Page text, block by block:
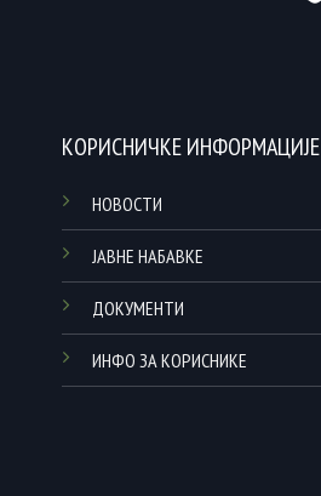
КОРИСНИЧКЕ ИНФОРМАЦИЈЕ
НОВОСТИ
ЈАВНЕ НАБАВКЕ
ДОКУМЕНТИ
ИНФО ЗА КОРИСНИКЕ